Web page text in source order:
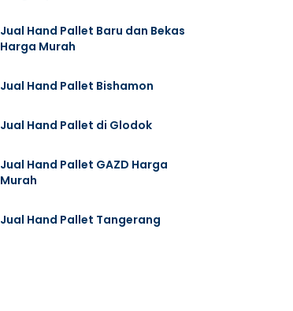
Jual Hand Pallet Baru dan Bekas
Harga Murah
Jual Hand Pallet Bishamon
Jual Hand Pallet di Glodok
Jual Hand Pallet GAZD Harga
Murah
Jual Hand Pallet Tangerang